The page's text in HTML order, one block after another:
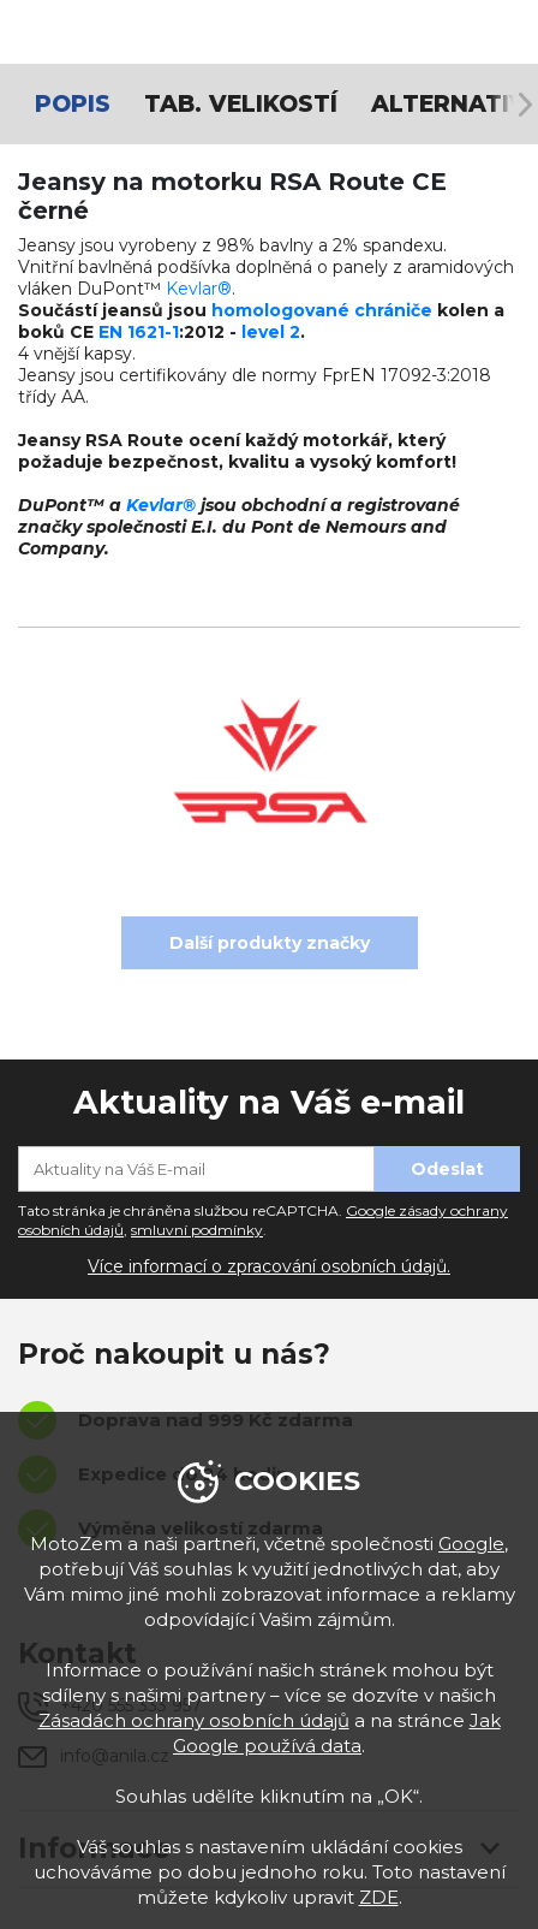
POPIS TAB. VELIKOSTÍ
Jeansy na motorku RSA Route CE
černé
Jeansy jsou vyrobeny z 98% bavlny a 2% spandexu.
Vnitřní bavlněná podšívka doplněná o panely z aramidových
vláken DuPont™ Kevlar®.
Součástí jeansů jsou homologované chrániče kolen a
boků CE EN 1621-1:2012 - level 2.
4 vnější kapsy.
Jeansy jsou certifikovány dle normy FprEN 17092-3:2018
třídy AA.
Jeansy RSA Route ocení každý motorkář, který
požaduje bezpečnost, kvalitu a vysoký komfort!
DuPont™ a Kevlar® jsou obchodní a registrované
značky společnosti E.I. du Pont de Nemours and
Company.
Další produkty značky
Aktuality na Váš e-mail
Tato stránka je chráněna službou reCAPTCHA. Google zásady ochrany
osobních údajů, smluvní podmínky.
Více informací o zpracování osobních údajů.
Proč nakoupit u nás?
Doprava nad 999 Kč zdarma
Expedice do 24 hodin
Výměna velikostí zdarma
Informace
Kontakt
+420 555 333 957
info@anila.cz
COOKIES
MotoZem a naši partneři, včetně společnosti Google,
potřebují Váš souhlas k využití jednotlivých dat, aby
Vám mimo jiné mohli zobrazovat informace a reklamy
odpovídající Vašim zájmům.
Informace o používání našich stránek mohou být
sdíleny s našimi partnery – více se dozvíte v našich
Zásadách ochrany osobních údajů a na stránce Jak
Google používá data.
Souhlas udělíte kliknutím na „OK“.
Váš souhlas s nastavením ukládání cookies
uchováváme po dobu jednoho roku. Toto nastavení
můžete kdykoliv upravit ZDE.